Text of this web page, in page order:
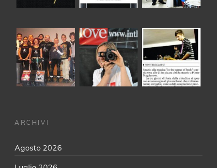
ARCHIVI
Agosto 2026